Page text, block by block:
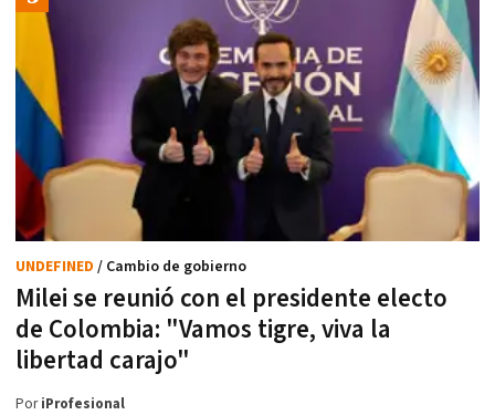
Milei se reunió con el presidente electo
de Colombia: "Vamos tigre, viva la
libertad carajo"
UNDEFINED / Cambio de gobierno
PoriProfesional